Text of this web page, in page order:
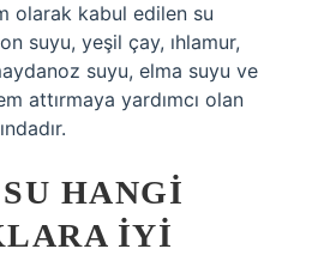
olarak kabul edilen su
suyu, yeşil çay, ıhlamur,
suyu, elma suyu ve
attırmaya yardımcı olan
HANGI
IYI